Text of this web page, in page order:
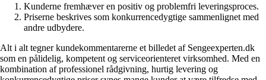
Kunderne fremhæver en positiv og problemfri leveringsproces.
Priserne beskrives som konkurrencedygtige sammenlignet med
andre udbydere.
Alt i alt tegner kundekommentarerne et billedet af Sengeexperten.dk
som en pålidelig, kompetent og serviceorienteret virksomhed. Med en
kombination af professionel rådgivning, hurtig levering og